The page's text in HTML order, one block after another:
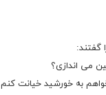
گفتند:
می اندازی؟
به خورشید خیانت کنم